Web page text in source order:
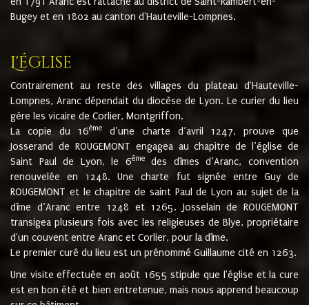
Bugey et en 1802 au canton d'Hauteville-Lompnes.
L'église
Contrairement au reste des villages du plateau d'Hauteville-
Lompnes, Aranc dépendait du diocèse de Lyon. Le curier du lieu
gère les vicaire de Corlier, Montgriffon.
La copie du 16ème
d’une charte d’avril 1247, prouve que
Josserand de ROUGEMONT engagea au chapitre de l’église de
Saint Paul de Lyon, le 6èmedes dîmes d’Aranc, convention
renouvelée en 1248. Une charte fut signée entre Guy de
ROUGEMONT et le chapitre de saint Paul de Lyon au sujet de la
dîme d’Aranc entre 1248 et 1265. Josselain de ROUGEMONT
transigea plusieurs fois avec les religieuses de Blye, propriétaire
d'un couvent entre Aranc et Corlier, pour la dîme.
Le premier curé du lieu est un prénommé Guillaume cité en 1263.
Une visite effectuée en août 1655 stipule que l'église et la cure
est en bon été et bien entretenue, mais nous apprend beaucoup